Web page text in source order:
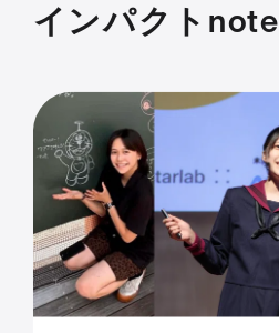
インパクトnote